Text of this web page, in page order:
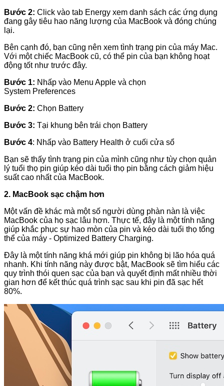
Bước 2: Click vào tab Energy xem danh sách các ứng dụng
đang gây tiêu hao năng lượng của MacBook và đóng chúng
lại.
Bên cạnh đó, bạn cũng nên xem tình trạng pin của máy Mac.
Với một chiếc MacBook cũ, có thể pin của bạn không hoạt
động tốt như trước đây.
Bước 1: Nhấp vào Menu Apple và chọn
System Preferences
Bước 2: Chọn Battery
Bước 3: Tại khung bên trái chọn Battery
Bước 4: Nhấp vào Battery Health ở cuối cửa sổ
Bạn sẽ thấy tình trạng pin của mình cũng như tùy chọn quản
lý tuổi thọ pin giúp kéo dài tuổi thọ pin bằng cách giảm hiệu
suất cao nhất của MacBook.
2. MacBook sạc chậm hơn
Một vấn đề khác mà một số người dùng phàn nàn là việc
MacBook của họ sạc lâu hơn. Thực tế, đây là một tính năng
giúp khắc phục sự hao mòn của pin và kéo dài tuổi thọ tổng
thể của máy - Optimized Battery Charging.
Đây là một tính năng khá mới giúp pin không bị lão hóa quá
nhanh. Khi tính năng này được bật, MacBook sẽ tìm hiểu các
quy trình thói quen sạc của bạn và quyết định mất nhiều thời
gian hơn để kết thúc quá trình sạc sau khi pin đã sạc hết
80%.